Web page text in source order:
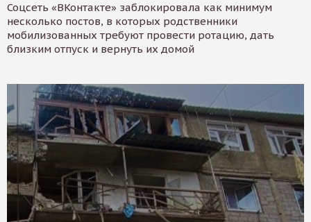
Соцсеть «ВКонтакте» заблокировала как минимум
несколько постов, в которых родственники
мобилизованных требуют провести ротацию, дать
близким отпуск и вернуть их домой